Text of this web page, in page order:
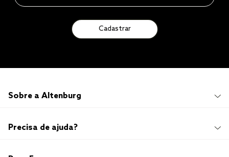
Cadastrar
Sobre a Altenburg
Institucional
Precisa de ajuda?